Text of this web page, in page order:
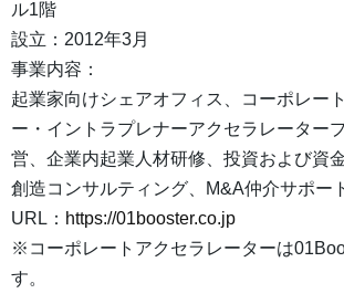
ル1階
設立：2012年3月
事業内容：
起業家向けシェアオフィス、コーポレー
ー・イントラプレナーアクセラレーター
営、企業内起業人材研修、投資および資
創造コンサルティング、M&A仲介サポー
URL： https://01booster.co.jp
※コーポレートアクセラレーターは
す。